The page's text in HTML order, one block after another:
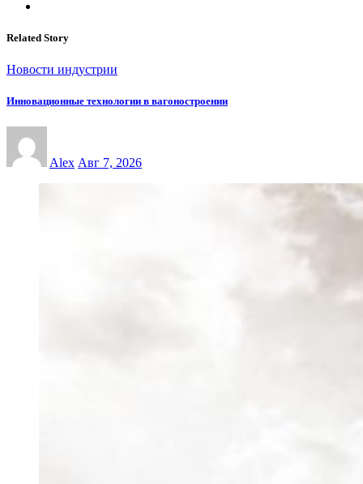
Related Story
Новости индустрии
Инновационные технологии в вагоностроении
Alex Авг 7, 2026